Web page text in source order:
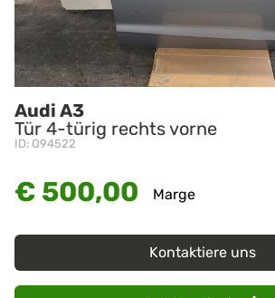
Audi A3
Tür 4-türig rechts vorne
ID: O94522
€ 500,00 Marge
Kontaktiere uns